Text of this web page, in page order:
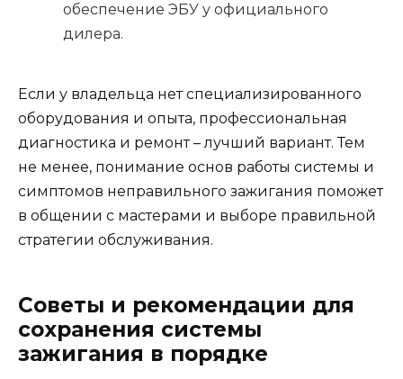
обеспечение ЭБУ у официального
дилера.
Если у владельца нет специализированного
оборудования и опыта, профессиональная
диагностика и ремонт – лучший вариант. Тем
не менее, понимание основ работы системы и
симптомов неправильного зажигания поможет
в общении с мастерами и выборе правильной
стратегии обслуживания.
Советы и рекомендации для
сохранения системы
зажигания в порядке